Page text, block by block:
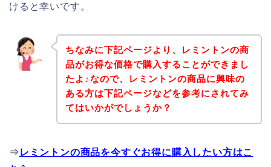
けると幸いです。
ちなみに下記ページより、レミントンの商
品がお得な価格で購入することができまし
たよ♪なので、レミントンの商品に興味の
ある方は下記ページなどを参考にされてみ
てはいかがでしょうか？
⇒ レミントンの商品を今すぐお得に購入したい方はこ